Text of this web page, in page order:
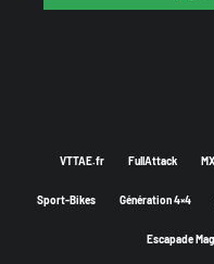
VTTAE.fr FullAttack
Sport-Bikes Génération 4×4
Escapade